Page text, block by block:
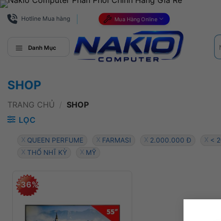
Bỏ
qua
Hotline Mua hàng Mua Hàng Online
Danh Mục
Tìm
SHOP
TRANG CHỦ / SHOP
LỌC
QUEEN PERFUME FARMASI 2.000.000 Đ <
THỔ NHĨ KỲ
MỸ
-36%